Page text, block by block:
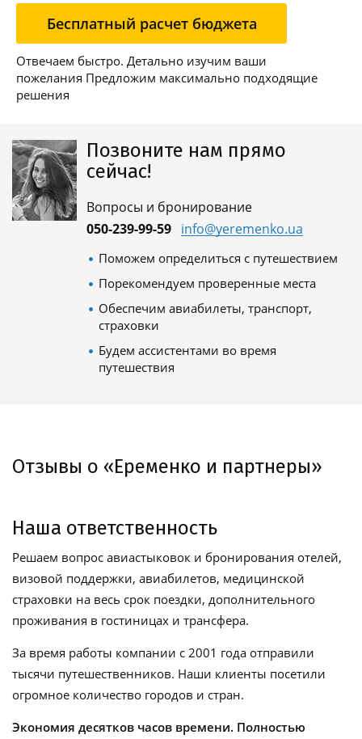
Бесплатный расчет бюджета
Отвечаем быстро. Детально изучим ваши
пожелания Предложим максимально подходящие
решения
Позвоните нам прямо
сейчас!
Вопросы и бронирование
050-239-99-59 info@yeremenko.ua
Поможем определиться с путешествием
Порекомендуем проверенные места
Обеспечим авиабилеты, транспорт,
страховки
Будем ассистентами во время
путешествия
Отзывы о «Еременко и партнеры»
Наша ответственность
Решаем вопрос авиастыковок и бронирования отелей,
визовой поддержки, авиабилетов, медицинской
страховки на весь срок поездки, дополнительного
проживания в гостиницах и трансфера.
За время работы компании с 2001 года отправили
тысячи путешественников. Наши клиенты посетили
огромное количество городов и стран.
Экономия десятков часов времени. Полностью